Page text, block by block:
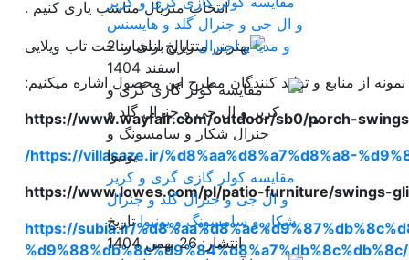
انتخاب متریال مناسب یاری کنیم .
از منابع و تولید کنندگان مطرح این محصول اشاره میکنیم:
https://www.wayfair.com/outdoor/sb0/porch-
https://villasaze.ir/%d8%aa%d8%a7%d8%a8-
https://www.lowes.com/pl/patio-furniture/swings-
https://subia.ir/
و ال جی و جنرال گلد و هایسنس
و مدیا و اجنرال
تاریخ انتشار: 2
اسفند 1404
مقایسه کولر گازی گری و کریر
و ال جی و جنرال گلد و جنرال
شکار و سامسونگ و یونیوا تاریخ
انتشار: 26 بهمن 1404